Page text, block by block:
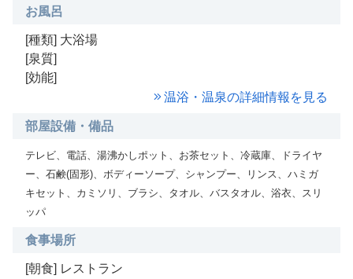
お風呂
[種類] 大浴場
[泉質]
[効能]
温浴・温泉の詳細情報を見る
部屋設備・備品
テレビ、電話、湯沸かしポット、お茶セット、冷蔵庫、ドライヤ
ー、石鹸(固形)、ボディーソープ、シャンプー、リンス、ハミガ
キセット、カミソリ、ブラシ、タオル、バスタオル、浴衣、スリ
ッパ
食事場所
[朝食] レストラン